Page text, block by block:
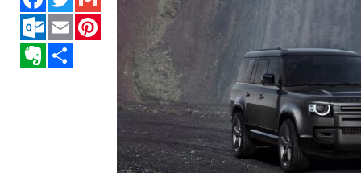
Outlook.com
Email
Pinterest
Evernote